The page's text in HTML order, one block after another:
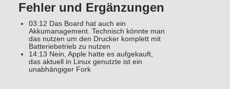
Fehler und Ergänzungen
03:12 Das Board hat auch ein
Akkumanagement. Technisch könnte man
das nutzen um den Drucker komplett mit
Batteriebetrieb zu nutzen
14:13 Nein, Apple hatte es aufgekauft,
das aktuell in Linux genutzte ist ein
unabhängiger Fork